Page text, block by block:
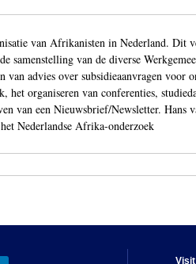
van Afrikanisten in Nederland. Dit
samenstelling van de diverse
van advies over subsidieaanvragen voor
organiseren van conferenties,
van een Nieuwsbrief/Newsletter. Hans
Nederlandse Afrika-onderzoek